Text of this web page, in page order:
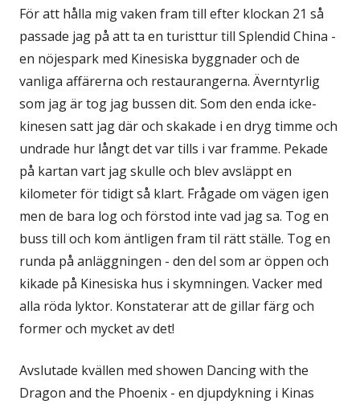
För att hålla mig vaken fram till efter klockan 21 så
passade jag på att ta en turisttur till Splendid China -
en nöjespark med Kinesiska byggnader och de
vanliga affärerna och restaurangerna. Äverntyrlig
som jag är tog jag bussen dit. Som den enda icke-
kinesen satt jag där och skakade i en dryg timme och
undrade hur långt det var tills i var framme. Pekade
på kartan vart jag skulle och blev avsläppt en
kilometer för tidigt så klart. Frågade om vägen igen
men de bara log och förstod inte vad jag sa. Tog en
buss till och kom äntligen fram til rätt ställe. Tog en
runda på anläggningen - den del som ar öppen och
kikade på Kinesiska hus i skymningen. Vacker med
alla röda lyktor. Konstaterar att de gillar färg och
former och mycket av det!
Avslutade kvällen med showen Dancing with the
Dragon and the Phoenix - en djupdykning i Kinas